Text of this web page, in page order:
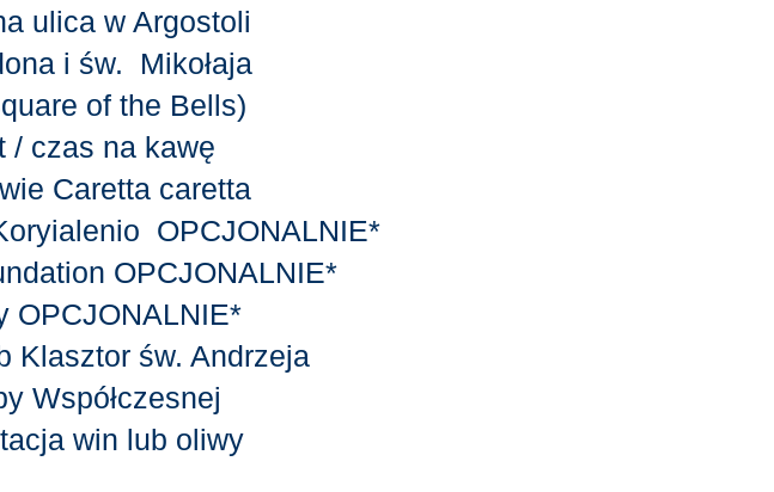
ulica w Argostoli
i św. Mikołaja
of the Bells)
/ czas na kawę
Caretta caretta
OPCJONALNIE*
OPCJONALNIE*
OPCJONALNIE*
Klasztor św. Andrzeja
Współczesnej
win lub oliwy